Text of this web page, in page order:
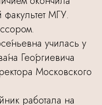
факультет МГУ.
училась у
Гео́ргиевича
Московского
работала на